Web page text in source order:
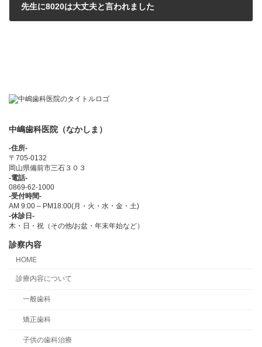
先生に8020は大丈夫と言われました
中嶋歯科医院（なかしま）
-住所-
〒705-0132
岡山県備前市三石３０３
-電話-
0869-62-1000
-受付時間-
AM 9:00 – PM18:00(月・火・水・金・土)
-休診日-
木・日・祝（その他/お盆・年末年始など）
診察内容
HOME
診療内容について
一般歯科
矯正歯科
子供の歯科治療